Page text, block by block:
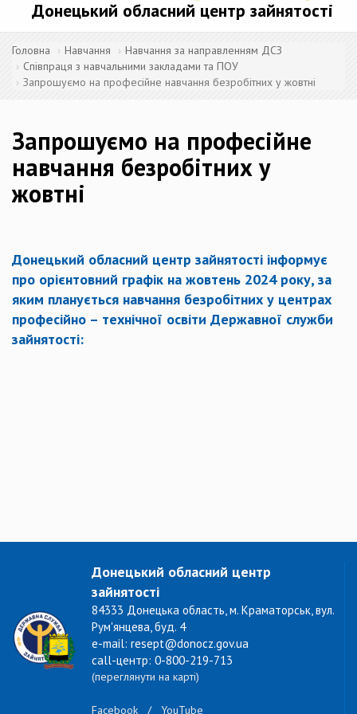
Донецький обласний центр зайнятості
Головна Навчання
Навчання за направленням ДСЗ
Співпраця з навчальними закладами та ПОУ
Запрошуємо на професійне навчання безробітних у жовтні
Запрошуємо на професійне
навчання безробітних у
жовтні
Донецький обласний центр зайнятості інформує
про орієнтовний графік на жовтень 2024 року, за
яким планується навчання безробітних у центрах
професійно – технічної освіти Державної служби
зайнятості:
Донецький обласний центр
зайнятості
84333 Донецька область, м. Краматорськ, вул.
Рум'янцева, буд. 4
e-mail: resept@donocz.gov.ua
call-центр: 0-800-219-713
(переглянути на карті)
Facebook / YouTube